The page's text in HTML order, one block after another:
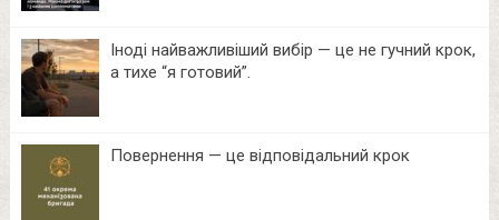
Іноді найважливіший вибір — це не гучний крок,
а тихе “я готовий”.
Повернення — це відповідальний крок